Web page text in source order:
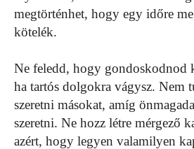
megtörténhet, hogy egy időre
kötelék.
Ne feledd, hogy gondoskodnod
ha tartós dolgokra vágysz. Nem
szeretni másokat, amíg
szeretni. Ne hozz létre mérgező
azért, hogy legyen valamilyen